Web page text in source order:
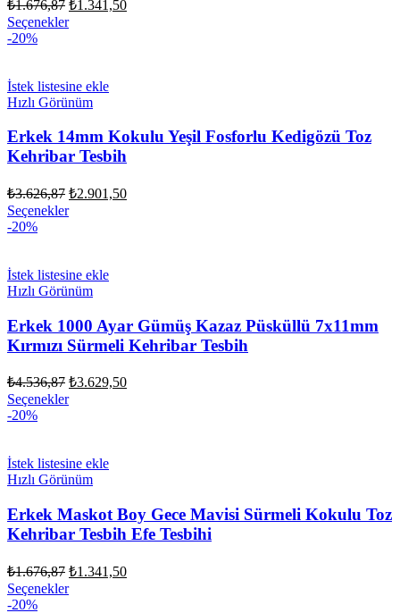
₺1.676,87
fiyat:
₺1.341,50
Seçenekler
-20%
İstek listesine ekle
Hızlı Görünüm
Erkek 14mm Kokulu Yeşil Fosforlu Kedigözü Toz
Kehribar Tesbih
₺3.626,87 Orijinal
fiyat:
₺2.901,50Şu
Seçenekler
-20%
İstek listesine ekle
Hızlı Görünüm
Erkek 1000 Ayar Gümüş Kazaz Püsküllü 7x11mm
Kırmızı Sürmeli Kehribar Tesbih
₺4.536,87 Orijinal
fiyat:
₺3.629,50Şu
Seçenekler
-20%
İstek listesine ekle
Hızlı Görünüm
Erkek Maskot Boy Gece Mavisi Sürmeli Kokulu Toz
Kehribar Tesbih Efe Tesbihi
₺1.676,87 Orijinal
fiyat:
₺1.341,50Şu
Seçenekler
-20%